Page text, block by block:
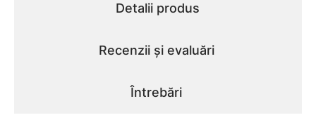
Detalii produs
Recenzii și evaluări
Întrebări